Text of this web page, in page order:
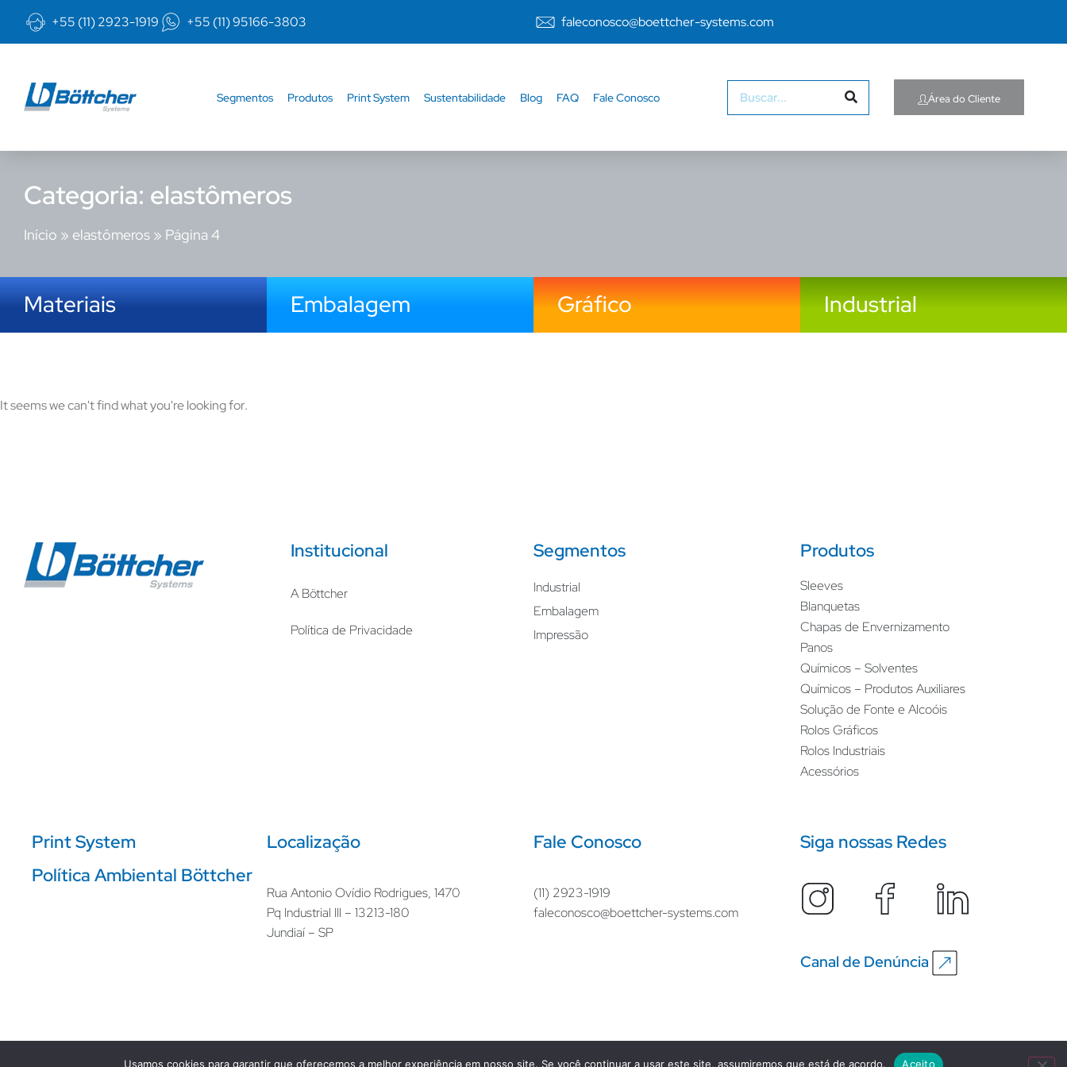
+55 (11) 2923-1919 +55 (11) 95166-3803 faleconosco@boettcher-systems.com
Segmentos Produtos Print System Sustentabilidade Blog FAQ Fale Conosco Área do Cliente
Categoria: elastômeros
Início » elastômeros » Página 4
Materiais Embalagem Gráfico Industrial
It seems we can't find what you're looking for.
Institucional
A Böttcher
Política de Privacidade
Segmentos
Industrial
Embalagem
Impressão
Produtos
Sleeves
Blanquetas
Chapas de Envernizamento
Panos
Químicos – Solventes
Químicos – Produtos Auxiliares
Solução de Fonte e Alcoóis
Rolos Gráficos
Rolos Industriais
Acessórios
Print System
Política Ambiental Böttcher
Localização
Rua Antonio Ovídio Rodrigues, 1470
Pq Industrial III – 13213-180
Jundiaí – SP
Fale Conosco
(11) 2923-1919
faleconosco@boettcher-systems.com
Siga nossas Redes
Canal de Denúncia
Usamos cookies para garantir que oferecemos a melhor experiência em nosso site. Se você continuar a usar este site, assumiremos que está de acordo. Aceito